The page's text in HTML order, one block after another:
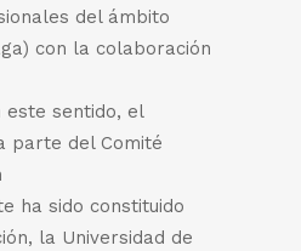
del ámbito
con la colaboración
este sentido, el
parte del Comité
ha sido constituido
la Universidad de